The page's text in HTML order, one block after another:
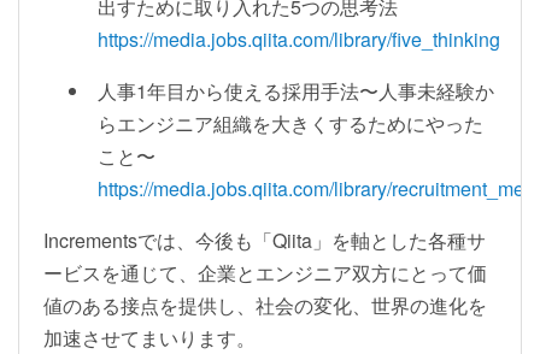
出すために取り入れた5つの思考法
https://media.jobs.qiita.com/library/five_thinking
人事1年目から使える採用手法〜人事未経験か
らエンジニア組織を大きくするためにやった
こと〜
https://media.jobs.qiita.com/library/
Incrementsでは、今後も「Qiita」を軸とした各種サ
ービスを通じて、企業とエンジニア双方にとって価
値のある接点を提供し、社会の変化、世界の進化を
加速させてまいります。